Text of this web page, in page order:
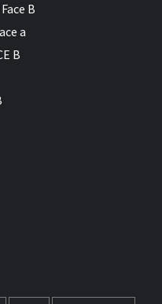
B
a
B